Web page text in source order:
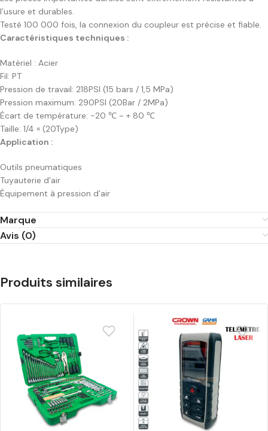
l’usure et durables.
Testé 100 000 fois, la connexion du coupleur est précise et fiable.
Caractéristiques techniques :
Matériel : Acier
Fil: PT
Pression de travail: 218PSI (15 bars / 1,5 MPa)
Pression maximum: 290PSI (20Bar / 2MPa)
Écart de température: -20 ℃ ~ + 80 ℃
Taille: 1/4 « (20Type)
Application :
Outils pneumatiques
Tuyauterie d’air
Équipement à pression d’air
Marque
Avis (0)
Produits similaires